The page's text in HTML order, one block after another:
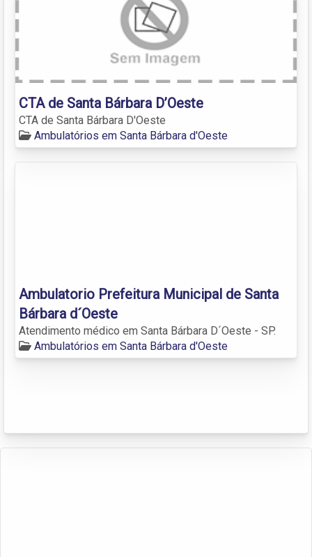
CTA de Santa Bárbara D’Oeste
CTA de Santa Bárbara D'Oeste
Ambulatórios em Santa Bárbara d'Oeste
Ambulatorio Prefeitura Municipal de Santa
Bárbara d´Oeste
Atendimento médico em Santa Bárbara D´Oeste - SP.
Ambulatórios em Santa Bárbara d'Oeste